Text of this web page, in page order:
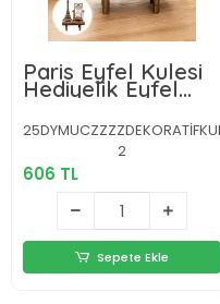
Paris Eyfel Kulesi
Hediyelik Eyfel
Retro Kum Saati
Dekoratif Eşya
Yeni Nesil2
606 TL
Sepete Ekle